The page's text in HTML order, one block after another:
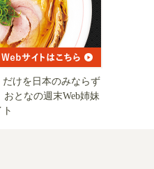
だけを日本のみならず
となの週末Web姉妹